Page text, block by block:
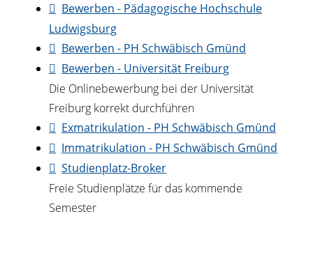
Bewerben - Pädagogische Hochschule
Ludwigsburg
Bewerben - PH Schwäbisch Gmünd
Bewerben - Universität Freiburg
Die Onlinebewerbung bei der Universität
Freiburg korrekt durchführen
Exmatrikulation - PH Schwäbisch Gmünd
Immatrikulation - PH Schwäbisch Gmünd
Studienplatz-Broker
Freie Studienplätze für das kommende
Semester